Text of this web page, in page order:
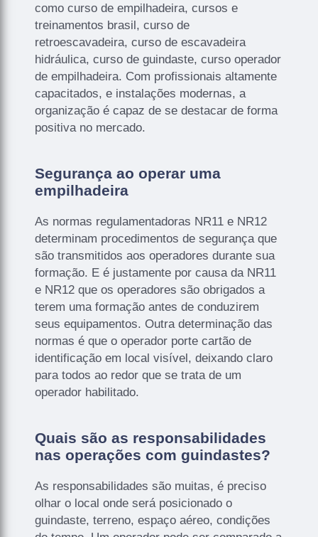
como curso de empilhadeira, cursos e
treinamentos brasil, curso de
retroescavadeira, curso de escavadeira
hidráulica, curso de guindaste, curso operador
de empilhadeira. Com profissionais altamente
capacitados, e instalações modernas, a
organização é capaz de se destacar de forma
positiva no mercado.
Segurança ao operar uma
empilhadeira
As normas regulamentadoras NR11 e NR12
determinam procedimentos de segurança que
são transmitidos aos operadores durante sua
formação. E é justamente por causa da NR11
e NR12 que os operadores são obrigados a
terem uma formação antes de conduzirem
seus equipamentos. Outra determinação das
normas é que o operador porte cartão de
identificação em local visível, deixando claro
para todos ao redor que se trata de um
operador habilitado.
Quais são as responsabilidades
nas operações com guindastes?
As responsabilidades são muitas, é preciso
olhar o local onde será posicionado o
guindaste, terreno, espaço aéreo, condições